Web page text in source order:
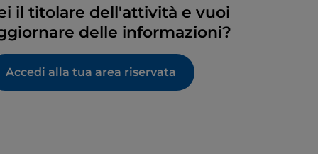
il titolare dell'attività e vuoi
delle informazioni?
Accedi alla tua area riservata